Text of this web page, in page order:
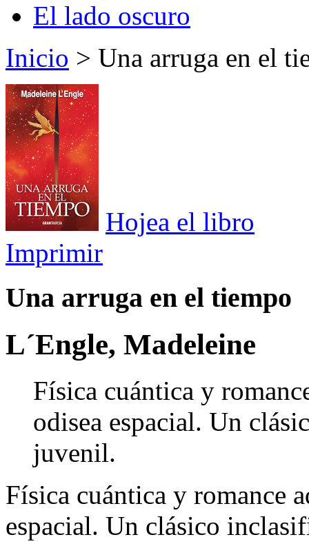
El lado oscuro
Inicio > Una arruga en el
Hojea el libro
Imprimir
Una arruga en el tiempo
L´Engle, Madeleine
Física cuántica y
odisea espacial. Un
juvenil.
Física cuántica y romance
espacial. Un clásico